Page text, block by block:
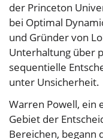
der Princeton
bei Optimal
und Gründer von
Unterhaltung über
sequentielle
unter Unsicherheit.
Warren Powell, ein
Gebiet der
Bereichen, begann